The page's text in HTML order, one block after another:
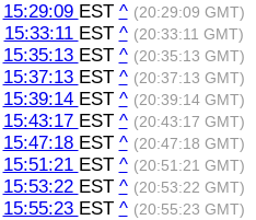
15:29:09 EST ^ (20:29:09 GMT)
15:33:11 EST ^ (20:33:11 GMT)
15:35:13 EST ^ (20:35:13 GMT)
15:37:13 EST ^ (20:37:13 GMT)
15:39:14 EST ^ (20:39:14 GMT)
15:43:17 EST ^ (20:43:17 GMT)
15:47:18 EST ^ (20:47:18 GMT)
15:51:21 EST ^ (20:51:21 GMT)
15:53:22 EST ^ (20:53:22 GMT)
15:55:23 EST ^ (20:55:23 GMT)